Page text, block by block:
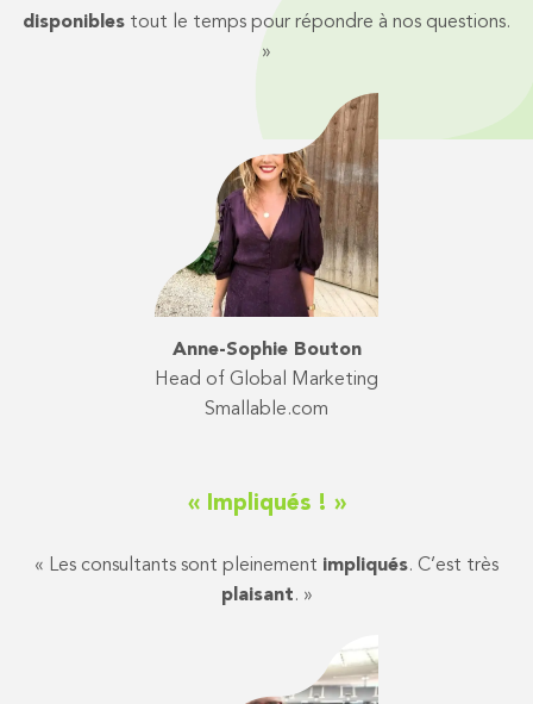
disponibles tout le temps pour répondre à nos questions.
»
Anne-Sophie Bouton
Head of Global Marketing
Smallable.com
« Impliqués ! »
« Les consultants sont pleinement impliqués. C’est très
plaisant. »